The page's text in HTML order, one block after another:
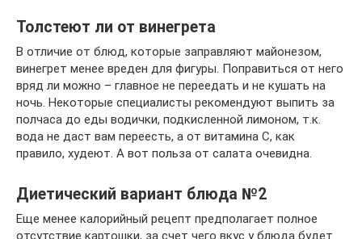
Толстеют ли от винегрета
В отличие от блюд, которые заправляют майонезом,
винегрет менее вреден для фигуры. Поправиться от него
вряд ли можно – главное не переедать и не кушать на
ночь. Некоторые специалисты рекомендуют выпить за
полчаса до еды водички, подкисленной лимоном, т.к.
вода не даст вам переесть, а от витамина C, как
правило, худеют. А вот польза от салата очевидна.
Диетический вариант блюда №2
Еще менее калорийный рецепт предполагает полное
отсутствие картошки, за счет чего вкус у блюда будет